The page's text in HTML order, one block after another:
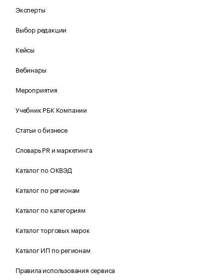
Эксперты
Выбор редакции
Кейсы
Вебинары
Мероприятия
Учебник РБК Компании
Статьи о бизнесе
Словарь PR и маркетинга
Каталог по ОКВЭД
Каталог по регионам
Каталог по категориям
Каталог торговых марок
Каталог ИП по регионам
Правила использования сервиса